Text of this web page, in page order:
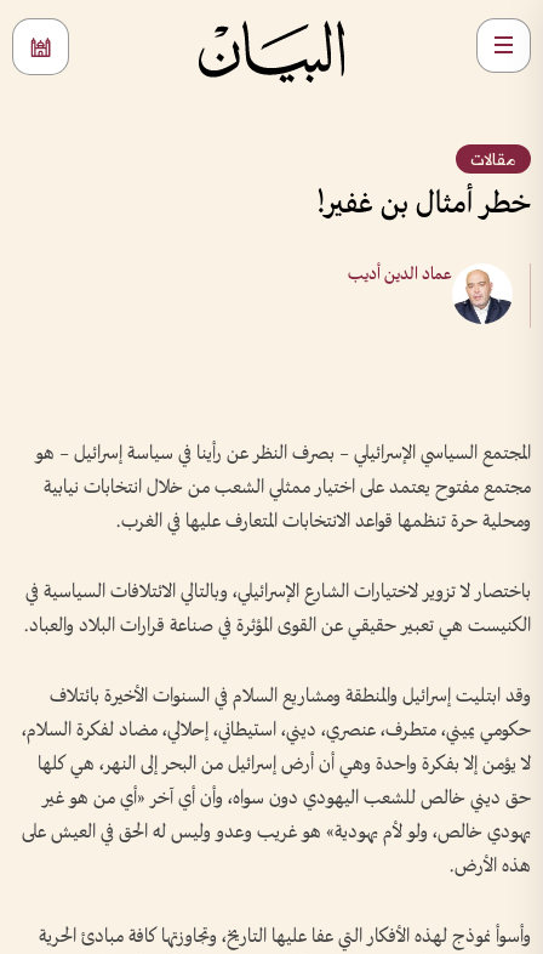
مقالات
خطر أمثال بن غفير!
عماد الدين أديب
المجتمع السياسي الإسرائيلي – بصرف النظر عن رأينا في سياسة إسرائيل – هو
مجتمع مفتوح يعتمد على اختيار ممثلي الشعب من خلال انتخابات نيابية
ومحلية حرة تنظمها قواعد الانتخابات المتعارف عليها في الغرب.
باختصار لا تزوير لاختيارات الشارع الإسرائيلي، وبالتالي الائتلافات السياسية في
الكنيست هي تعبير حقيقي عن القوى المؤثرة في صناعة قرارات البلاد والعباد.
وقد ابتليت إسرائيل والمنطقة ومشاريع السلام في السنوات الأخيرة بائتلاف
حكومي يميني، متطرف، عنصري، ديني، استيطاني، إحلالي، مضاد لفكرة السلام،
لا يؤمن إلا بفكرة واحدة وهي أن أرض إسرائيل من البحر إلى النهر، هي كلها
حق ديني خالص للشعب اليهودي دون سواه، وأن أي آخر «أي من هو غير
يهودي خالص، ولو لأم يهودية» هو غريب وعدو وليس له الحق في العيش على
هذه الأرض.
وأسوأ نموذج لهذه الأفكار التي عفا عليها التاريخ، وتجاوزتها كافة مبادئ الحرية